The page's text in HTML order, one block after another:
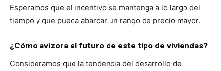
Esperamos que el incentivo se mantenga a lo largo del
tiempo y que pueda abarcar un rango de precio mayor.
¿Cómo avizora el futuro de este tipo de viviendas?
Consideramos que la tendencia del desarrollo de